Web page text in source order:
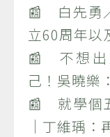
📰 白先勇
立60周年以
📰 不想出
己！吳曉樂
📰 就學個
｜丁維瑀：